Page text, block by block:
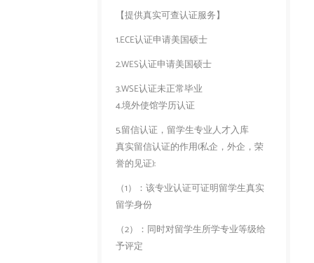
【提供真实可查认证服务】
1.ECE认证申请美国硕士
2.WES认证申请美国硕士
3.WSE认证未正常毕业
4.境外使馆学历认证
5.留信认证，留学生专业人才入库
真实留信认证的作用(私企，外企，荣
誉的见证):
（1）：该专业认证可证明留学生真实
留学身份
（2）：同时对留学生所学专业等级给
予评定